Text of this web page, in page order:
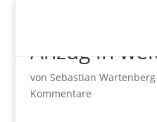
Anzug in
von Sebastian Wartenberg
Kommentare